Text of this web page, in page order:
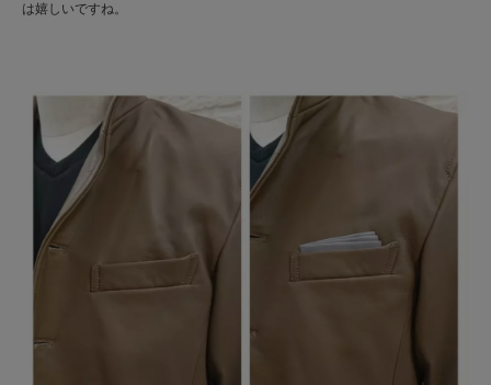
は嬉しいですね。